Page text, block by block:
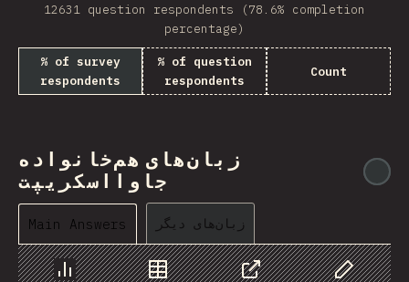
12631 question respondents (78.6% completion
percentage)
% of survey
respondents
% of question
respondents
Count
زبان‌های هم‌خانواده
جاوااسکریپت
Main Answers زبان‌های دیگر